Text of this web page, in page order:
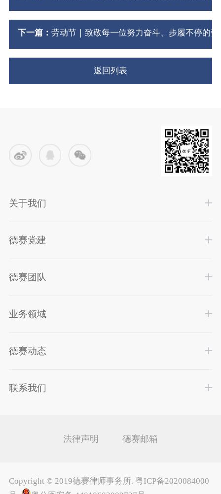
下一篇： 劳动节｜致敬每一位努力奋斗、步履不停的劳
返回列表
关于我们
德赛党建
德赛团队
业务领域
德赛动态
联系我们
法律声明 德赛邮箱
Copyright © 2019德赛律师事务所. 粤ICP备2020084000